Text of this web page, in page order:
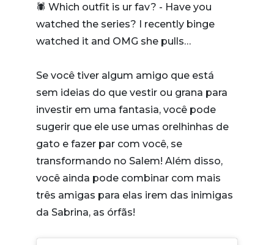
Se você tiver algum amigo que está
sem ideias do que vestir ou grana para
investir em uma fantasia, você pode
sugerir que ele use umas orelhinhas de
gato e fazer par com você, se
transformando no Salem! Além disso,
você ainda pode combinar com mais
três amigas para elas irem das inimigas
da Sabrina, as órfãs!